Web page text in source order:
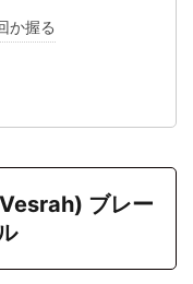
か握る
ブレー